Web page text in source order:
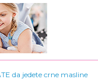
da jedete crne masline